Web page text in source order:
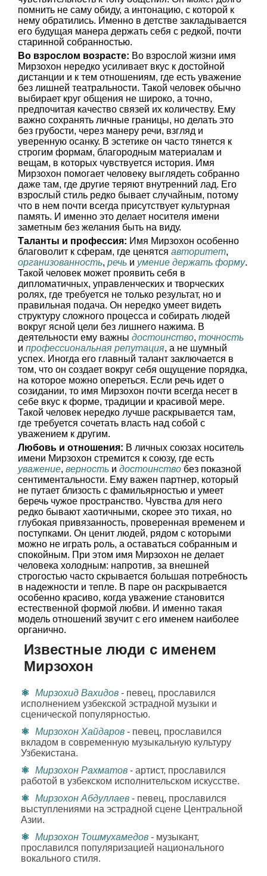
помнить не саму обиду, а интонацию, с которой к
нему обратились. Именно в детстве закладывается
его будущая манера держать себя с редкой, почти
старинной собранностью.
Во взрослом возрасте: Во взрослой жизни имя
Мирзохон нередко усиливает вкус к достойной
дистанции и к тем отношениям, где есть уважение
без лишней театральности. Такой человек обычно
выбирает круг общения не широко, а точно,
предпочитая качество связей их количеству. Ему
важно сохранять личные границы, но делать это
без грубости, через манеру речи, взгляд и
уверенную осанку. В эстетике он часто тянется к
строгим формам, благородным материалам и
вещам, в которых чувствуется история. Имя
Мирзохон помогает человеку выглядеть собранно
даже там, где другие теряют внутренний лад. Его
взрослый стиль редко бывает случайным, потому
что в нем почти всегда присутствует культурная
память. И именно это делает носителя имени
заметным без желания быть на виду.
Таланты и профессия: Имя Мирзохон особенно
благоволит к сферам, где ценятся авторитет,
организованность, речь и умение держать форму.
Такой человек может проявить себя в
дипломатичных, управленческих и творческих
ролях, где требуется не только результат, но и
правильная подача. Он нередко умеет видеть
структуру сложного процесса и собирать людей
вокруг ясной цели без лишнего нажима. В
деятельности ему важны достоинство, точность
и профессиональная репутация, а не шумный
успех. Иногда его главный талант заключается в
том, что он создает вокруг себя ощущение порядка,
на которое можно опереться. Если речь идет о
созидании, то имя Мирзохон почти всегда несет в
себе вкус к форме, традиции и красивой мере.
Такой человек нередко лучше раскрывается там,
где требуется сочетать власть над собой с
уважением к другим.
Любовь и отношения: В личных союзах носитель
имени Мирзохон стремится к союзу, где есть
уважение, верность и достоинство без показной
сентиментальности. Ему важен партнер, который
не путает близость с фамильярностью и умеет
беречь чужое пространство. Чувства для него
редко бывают хаотичными, скорее это тихая, но
глубокая привязанность, проверенная временем и
поступками. Он ценит людей, рядом с которыми
можно не играть роль, а оставаться собранным и
спокойным. При этом имя Мирзохон не делает
человека холодным: напротив, за внешней
строгостью часто скрывается большая потребность
в надежности и тепле. В паре он раскрывается
особенно красиво, когда уважение становится
естественной формой любви. И именно такая
модель отношений звучит с его именем наиболее
органично.
Известные люди с именем
Мирзохон
Мирзохид Вахидов - певец, прославился
исполнением узбекской эстрадной музыки и
сценической популярностью.
Мирзохон Хайдаров - певец, прославился
вкладом в современную музыкальную культуру
Узбекистана.
Мирзохон Рахматов - артист, прославился
работой в узбекском исполнительском искусстве.
Мирзохон Абдуллаев - певец, прославился
выступлениями на эстрадной сцене Центральной
Азии.
Мирзохон Тошмухамедов - музыкант,
прославился популяризацией национального
вокального стиля.